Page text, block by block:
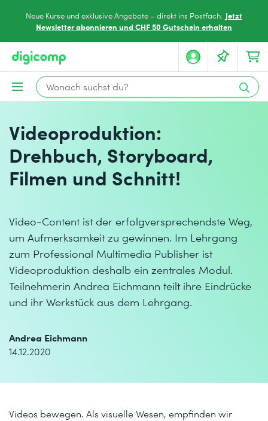
Neue Kurse und exklusive Angebote – direkt ins Postfach. Jetzt
Newsletter abonnieren und CHF 50 Gutschein erhalten
Videoproduktion:
Drehbuch, Storyboard,
Filmen und Schnitt!
Video-Content ist der erfolgversprechendste Weg,
um Aufmerksamkeit zu gewinnen. Im Lehrgang
zum Professional Multimedia Publisher ist
Videoproduktion deshalb ein zentrales Modul.
Teilnehmerin Andrea Eichmann teilt ihre Eindrücke
und ihr Werkstück aus dem Lehrgang.
Andrea Eichmann
14.12.2020
Videos bewegen. Als visuelle Wesen, empfinden wir